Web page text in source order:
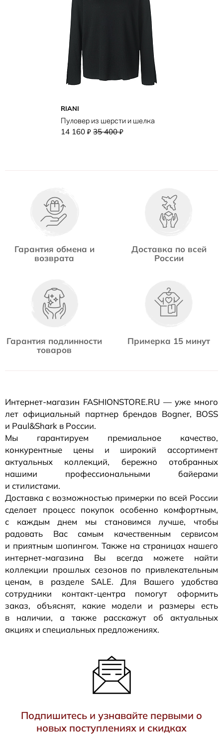
RIANI
Пуловер из шерсти и шелка
14 160 ₽ 35 400₽
Гарантия обмена и
возврата
Доставка по всей
России
Гарантия подлинности
товаров
Примерка 15 минут
Интернет-магазин FASHIONSTORE.RU — уже много
лет официальный партнер брендов Bogner, BOSS
и Paul&Shark в России.
Мы гарантируем премиальное качество,
конкурентные цены и широкий ассортимент
актуальных коллекций, бережно отобранных
нашими профессиональными байерами
и стилистами.
Доставка с возможностью примерки по всей России
сделает процесс покупок особенно комфортным,
с каждым днем мы становимся лучше, чтобы
радовать Вас самым качественным сервисом
и приятным шопингом. Также на страницах нашего
интернет-магазина Вы всегда можете найти
коллекции прошлых сезонов по привлекательным
ценам, в разделе SALE. Для Вашего удобства
сотрудники контакт-центра помогут оформить
заказ, объяснят, какие модели и размеры есть
в наличии, а также расскажут об актуальных
акциях и специальных предложениях.
Подпишитесь и узнавайте первыми о
новых поступлениях и скидках